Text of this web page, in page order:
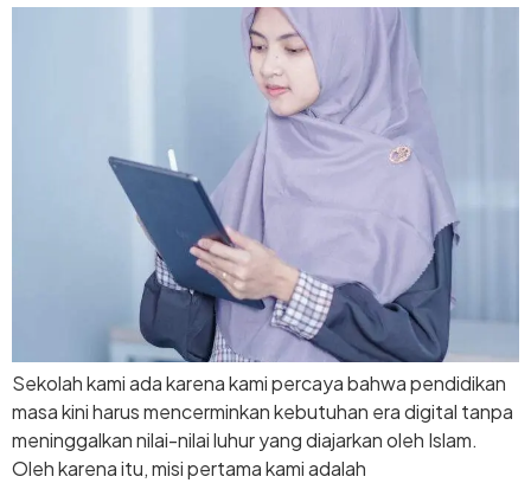
Sekolah kami ada karena kami percaya bahwa pendidikan
masa kini harus mencerminkan kebutuhan era digital tanpa
meninggalkan nilai-nilai luhur yang diajarkan oleh Islam.
Oleh karena itu, misi pertama kami adalah